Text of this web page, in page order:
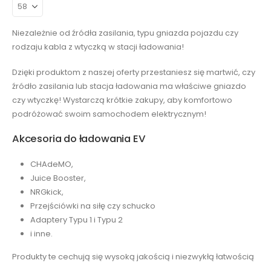
Niezależnie od źródła zasilania, typu gniazda pojazdu czy
rodzaju kabla z wtyczką w stacji ładowania!
Dzięki produktom z naszej oferty przestaniesz się martwić, czy
źródło zasilania lub stacja ładowania ma właściwe gniazdo
czy wtyczkę! Wystarczą krótkie zakupy, aby komfortowo
podróżować swoim samochodem elektrycznym!
Akcesoria do ładowania EV
CHAdeMO,
Juice Booster,
NRGkick,
Przejściówki na siłę czy schucko
Adaptery Typu 1 i Typu 2
i inne.
Produkty te cechują się wysoką jakością i niezwykłą łatwością